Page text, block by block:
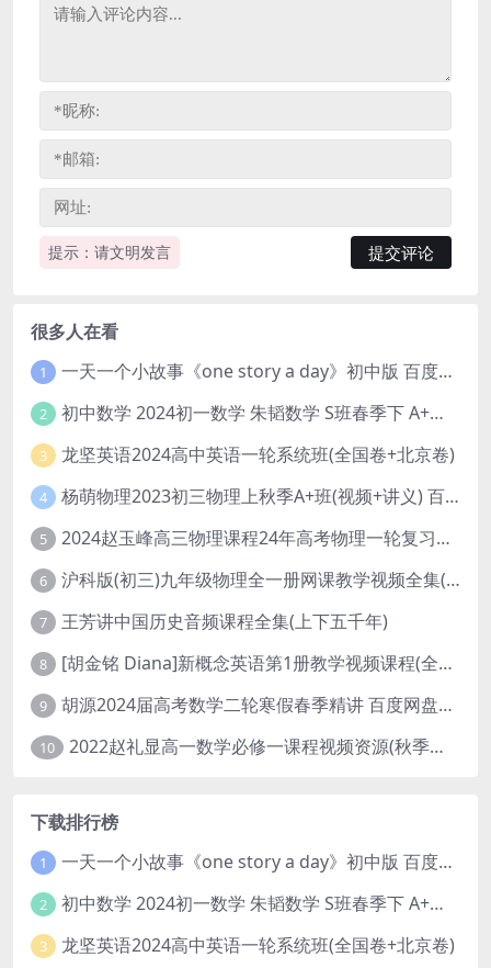
提示：请文明发言
很多人在看
1 一天一个小故事《one story a day》初中版 百度网盘分享下载
2 初中数学 2024初一数学 朱韬数学 S班春季下 A+班春季下 百度云网盘
3 龙坚英语2024高中英语一轮系统班(全国卷+北京卷)
4 杨萌物理2023初三物理上秋季A+班(视频+讲义) 百度网盘分享
5 2024赵玉峰高三物理课程24年高考物理一轮复习网课教程
6 沪科版(初三)九年级物理全一册网课教学视频全集(录播版 杜春雨 66讲)
7 王芳讲中国历史音频课程全集(上下五千年)
8 [胡金铭 Diana]新概念英语第1册教学视频课程(全集 百度网盘下载)
9 胡源2024届高考数学二轮寒假春季精讲 百度网盘分享
10 2022赵礼显高一数学必修一课程视频资源(秋季班 含讲义)百度网盘云
下载排行榜
1 一天一个小故事《one story a day》初中版 百度网盘分享下载
2 初中数学 2024初一数学 朱韬数学 S班春季下 A+班春季下 百度云网盘
3 龙坚英语2024高中英语一轮系统班(全国卷+北京卷)